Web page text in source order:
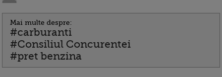
Mai multe despre:
#carburanti
#Consiliul Concurentei
#pret benzina